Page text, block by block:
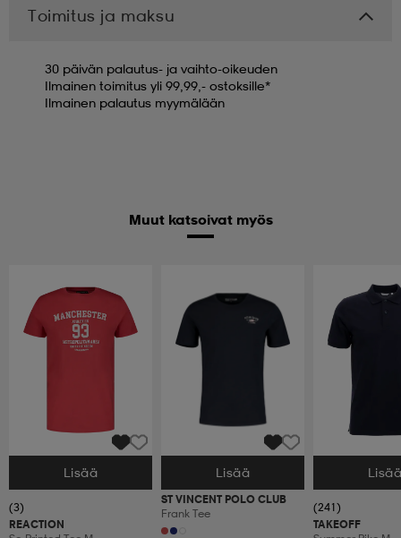
Toimitus ja maksu
30 päivän palautus- ja vaihto-oikeuden
Ilmainen toimitus yli 99,99,- ostoksille*
Ilmainen palautus myymälään
Muut katsoivat myös
Valitse Koko
Lisää
(3)
REACTION
Valitse Koko
Lisää
ST VINCENT POLO CLUB
Frank Tee
Valitse Koko
(241)
TAKEOFF